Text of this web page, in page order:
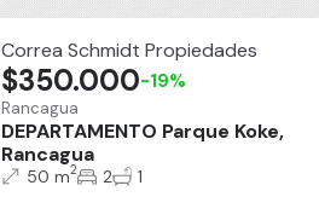
Correa Schmidt Propiedades
Rancagua
DEPARTAMENTO Parque Koke,
Rancagua
$350.000-19%
50 m2 2 1